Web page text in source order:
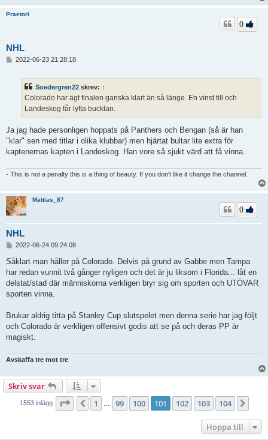
Praetori
NHL
0
2022-06-23 21:28:18
Soedergren22 skrev: ↑
Colorado har ägt finalen ganska klart än så länge. En vinst till och
Landeskog får lyfta bucklan.
Ja jag hade personligen hoppats på Panthers och Bengan (så är han
"klar" sen med titlar i olika klubbar) men hjärtat bultar lite extra för
kaptenernas kapten i Landeskog. Han vore så sjukt värd att få vinna.
- This is not a penalty this is a thing of beauty. If you don't like it change the channel.
Mattias_87
NHL
0
l
g
g
2022-06-24 09:24:08
Såklart man håller på Colorado. Delvis på grund av Gabbe men Tampa
har redan vunnit två gånger nyligen och det är ju liksom i Florida... låt en
delstat/stad där människorna verkligen bryr sig om sporten och UTÖVAR
sporten vinna.
Brukar aldrig titta på Stanley Cup slutspelet men denna serie har jag följt
och Colorado är verkligen offensivt godis att se på och deras PP är
magiskt.
Avskaffa tre mot tre
Skriv svar
1553 inlägg Sida 101 av 104
Föregående
1 99 100 101 102 103 104
Hoppa till